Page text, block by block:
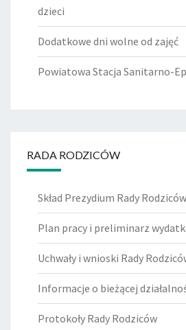
dzieci
Dodatkowe dni wolne od zajęć
Powiatowa Stacja Sanitarno-
RADA RODZICÓW
Skład Prezydium Rady Rodziców
Plan pracy i preliminarz
Uchwały i wnioski Rady
Informacje o bieżącej
Protokoły Rady Rodziców